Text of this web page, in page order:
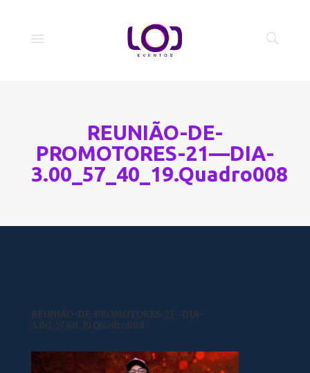
REUNIÃO-DE-
PROMOTORES-21—DIA-
3.00_57_40_19.Quadro008
REUNIÃO-DE-PROMOTORES-21—DIA-
3.00_57_40_19.Quadro008